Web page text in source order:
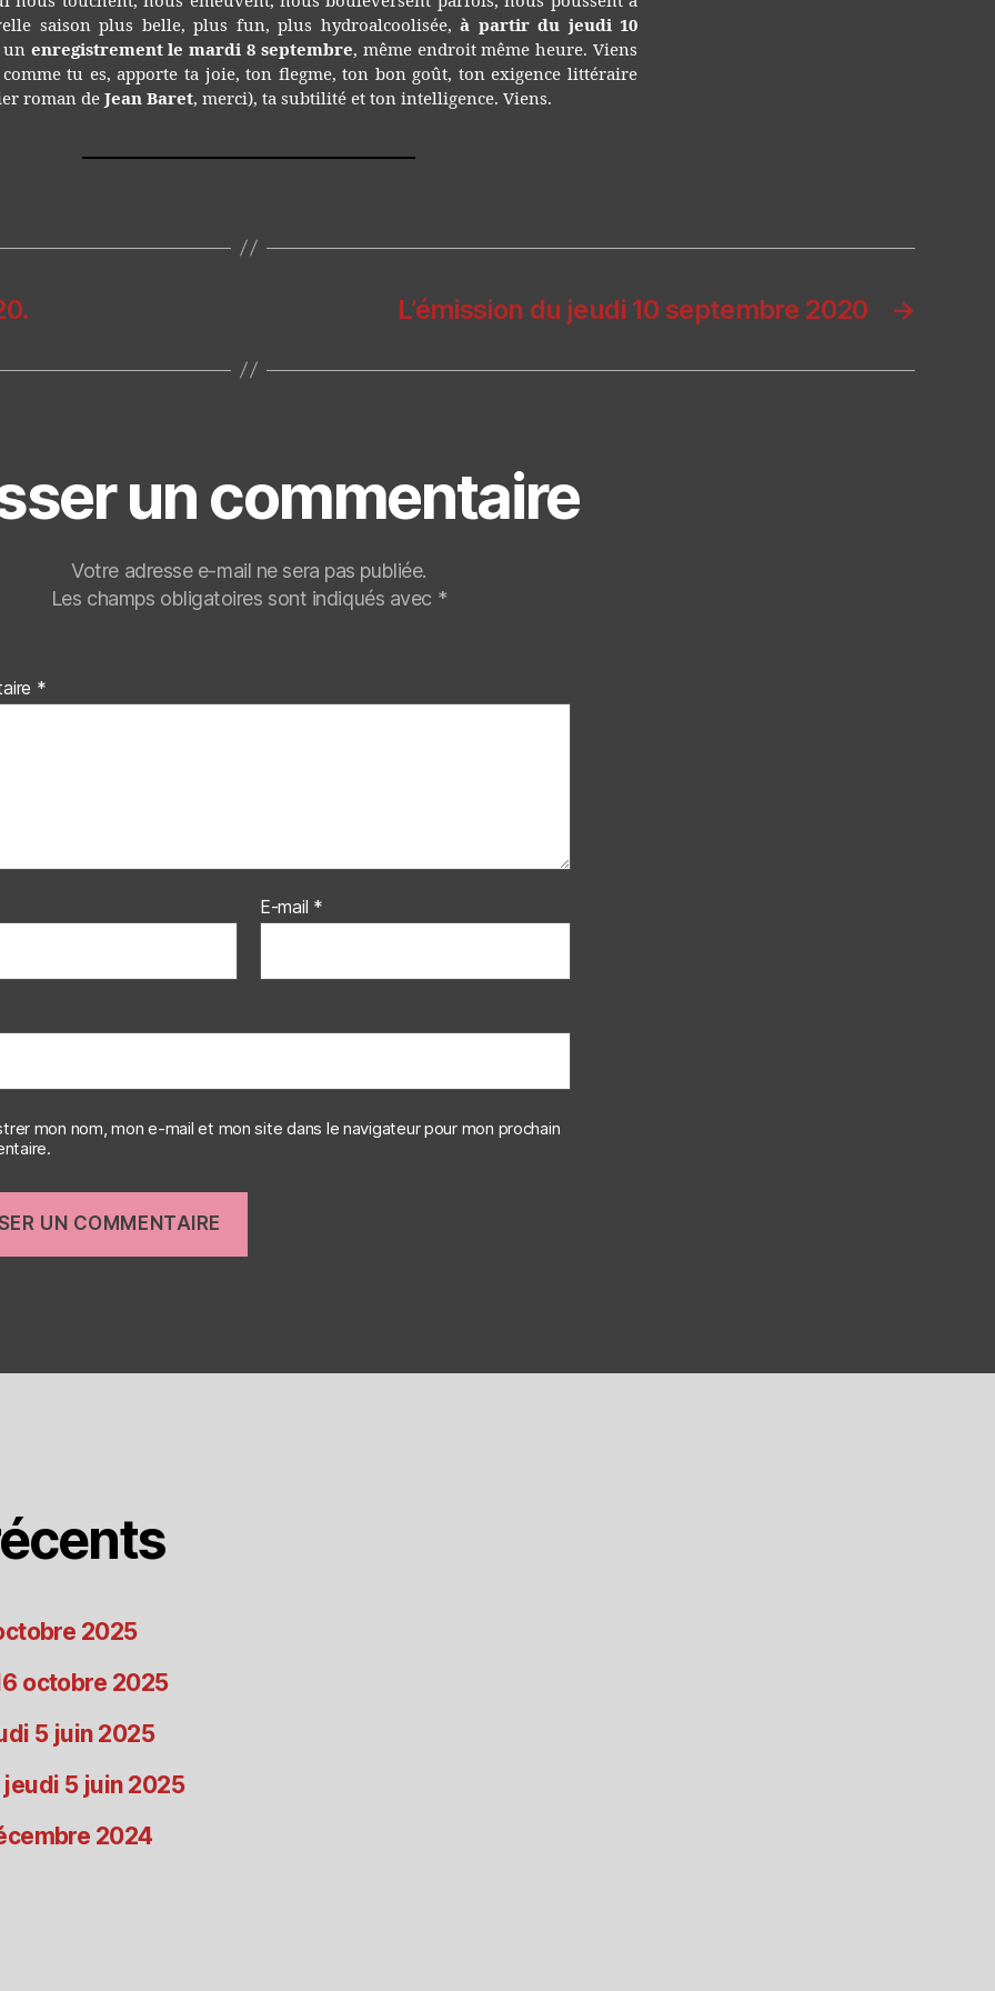
saison plus belle, plus fun, plus hydroalcoolisée, à partir du jeudi 10
un enregistrement le mardi 8 septembre, même endroit même heure. Viens
tu es, apporte ta joie, ton flegme, ton bon goût, ton exigence littéraire
roman de Jean Baret, merci), ta subtilité et ton intelligence. Viens.
→
L’émission du jeudi 10 septembre 2020
un commentaire
Votre adresse e-mail ne sera pas publiée.
Les champs obligatoires sont indiqués avec *
*
E-mail *
mon nom, mon e-mail et mon site dans le navigateur pour mon prochain
2025
octobre 2025
5 juin 2025
jeudi 5 juin 2025
2024